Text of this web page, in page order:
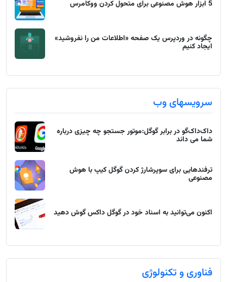
5 ابزار هوش مصنوعی برای متحول کردن ووکامرس
چگونه در وردپرس یک صفحه «اطلاعات من را نفروشید»
ایجاد کنیم
سرویسهای وب
داک‌داک‌گو در برابر گوگل:موتور جستجو چه چیزی درباره
شما می داند
ترفندهایی برای سوپرشارژ کردن گوگل کیپ با هوش
مصنوعی
اکنون می‌توانید به اسناد خود در گوگل داکس گوش دهید
فناوری و تکنولوژی